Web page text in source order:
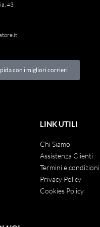
43
con i migliori corrieri
LINK UTILI
Chi Siamo
Assistenza Clienti
Termini e condizioni
Privacy Policy
Cookies Policy